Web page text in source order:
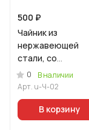
500 ₽
Чайник из
нержавеющей
стали, со
свистком,3л,
АМЕТИСТ
0
В наличии
Арт. u-Ч-02
В корзину